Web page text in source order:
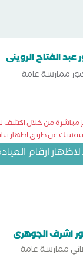
عبد الفتاح الروينى
ممارسة عامة
مباشرة من خلال اكشف
عن طريق اظهار
ارقام
اشرف الجوهرى
ممارسة عامة